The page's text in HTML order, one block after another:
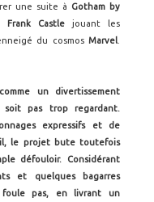
une suite à Gotham by
Frank Castle jouant les
du cosmos Marvel
un divertissement
pas trop regardant.
expressifs et de
le projet bute toutefois
défouloir. Considérant
et quelques bagarres
foule pas, en livrant un